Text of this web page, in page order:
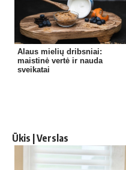
Alaus mielių dribsniai:
maistinė vertė ir nauda
sveikatai
Ūkis | Verslas